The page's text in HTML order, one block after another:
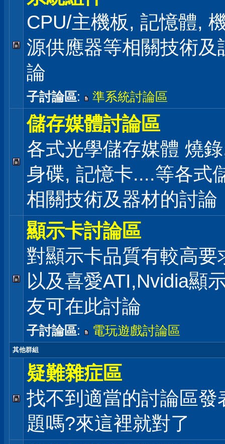
CPU/主機板, 記憶體,
源供應器等相關技術及
論
子討論區: 準系統討論區
儲存媒體討論區
各式光學儲存媒體 燒
身碟, 記憶卡....等各式
相關技術及器材的討論
顯示卡討論區
對顯示卡品質有較高要
以及喜愛ATI,Nvidia顯
友可在此討論
子討論區: 電玩遊戲討論區
其他群組
疑難雜症區
找不到適當的討論區發
題嗎?來這裡就對了